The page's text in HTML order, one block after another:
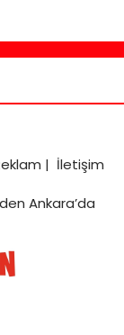
| İletişim
Ankara’da